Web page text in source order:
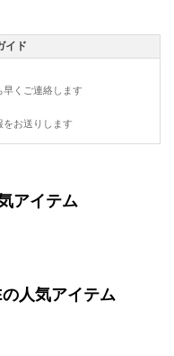
イド
くご連絡します
をお送りします
アイテム
人気アイテム